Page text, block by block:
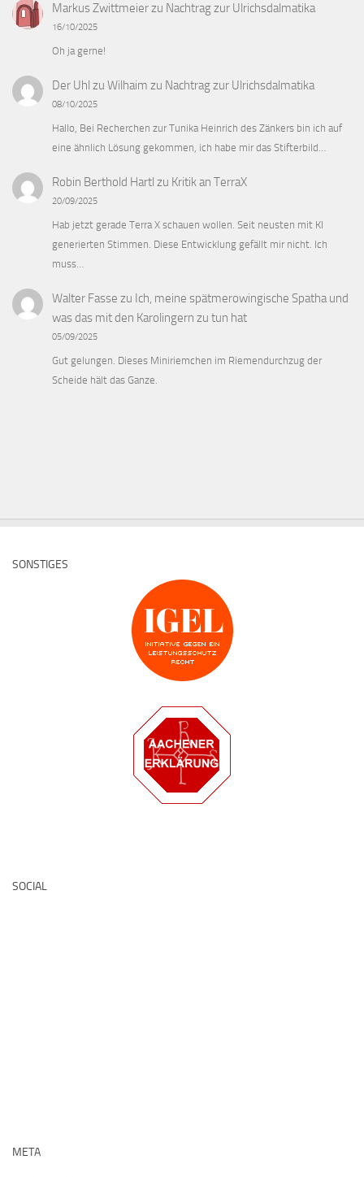
Markus Zwittmeierzu Nachtrag zur Ulrichsdalmatika
16/10/2025
Oh ja gerne!
Der Uhl zu Wilhaim zu Nachtrag zur Ulrichsdalmatika
08/10/2025
Hallo, Bei Recherchen zur Tunika Heinrich des Zänkers bin ich auf
eine ähnlich Lösung gekommen, ich habe mir das Stifterbild…
Robin Berthold Hartl zu Kritik an TerraX
20/09/2025
Hab jetzt gerade Terra X schauen wollen. Seit neusten mit KI
generierten Stimmen. Diese Entwicklung gefällt mir nicht. Ich
muss…
Walter Fasse zu Ich, meine spätmerowingische Spatha und
was das mit den Karolingern zu tun hat
05/09/2025
Gut gelungen. Dieses Miniriemchen im Riemendurchzug der
Scheide hält das Ganze.
SONSTIGES
SOCIAL
META